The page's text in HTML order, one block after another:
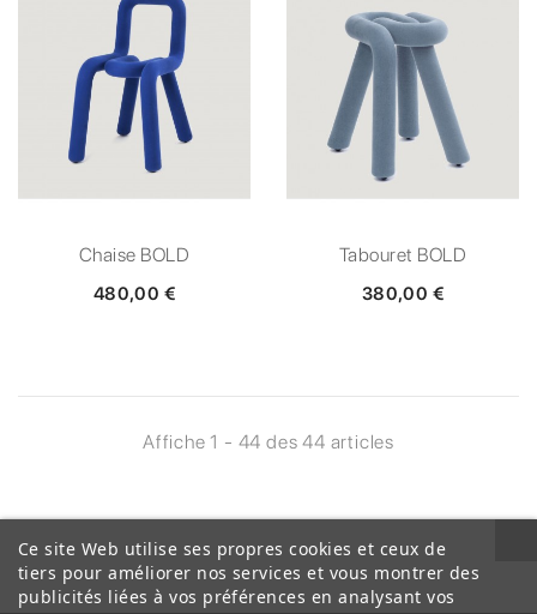
Chaise BOLD
480,00 €
Tabouret BOLD
380,00 €
Affiche 1 - 44 des 44 articles
Ce site Web utilise ses propres cookies et ceux de
tiers pour améliorer nos services et vous montrer des
publicités liées à vos préférences en analysant vos